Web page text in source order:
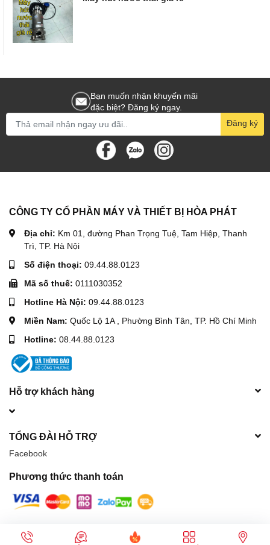
Bạn muốn nhận khuyến mãi
đặc biệt? Đăng ký ngay.
Đăng ký
CÔNG TY CỔ PHẦN MÁY VÀ THIẾT BỊ HÒA PHÁT
Địa chỉ: Km 01, đường Phan Trọng Tuệ, Tam Hiệp, Thanh
Trì, TP. Hà Nội
Số điện thoại: 09.44.88.0123
Mã số thuế: 0111030352
Hotline Hà Nội: 09.44.88.0123
Miền Nam: Quốc Lộ 1A , Phường Bình Tân, TP. Hồ Chí Minh
Hotline: 08.44.88.0123
Hỗ trợ khách hàng
TỔNG ĐÀI HỖ TRỢ
Facebook
Phương thức thanh toán
© Bản quyền thuộc về Máy móc xây dựng Hòa Phát
| Cung cấp bởi